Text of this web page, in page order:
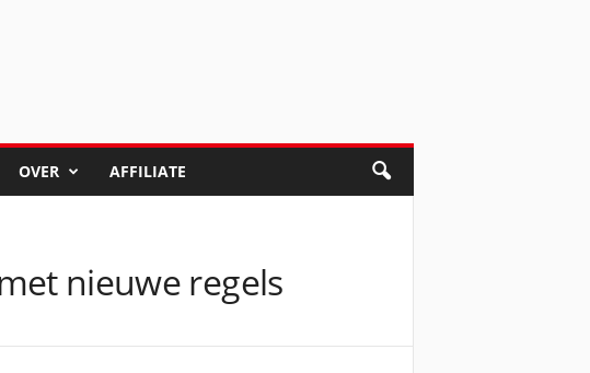
OVER AFFILIATE
nieuwe regels